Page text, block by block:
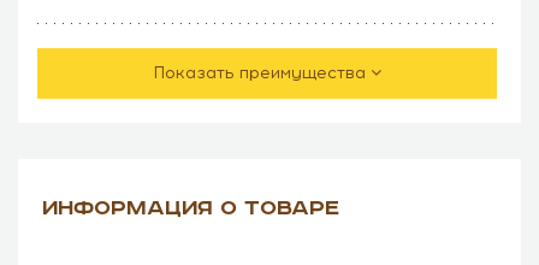
Показать преимущества
ИНФОРМАЦИЯ О ТОВАРЕ